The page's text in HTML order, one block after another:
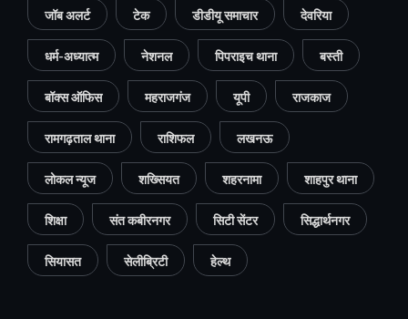
जॉब अलर्ट टेक डीडीयू समाचार देवरिया
धर्म-अध्यात्म नेशनल पिपराइच थाना बस्ती
बॉक्स ऑफिस महराजगंज यूपी राजकाज
रामगढ़ताल थाना राशिफल लखनऊ
लोकल न्यूज शख्सियत शहरनामा शाहपुर थाना
शिक्षा संत कबीरनगर सिटी सेंटर सिद्धार्थनगर
सियासत सेलीब्रिटी हेल्थ